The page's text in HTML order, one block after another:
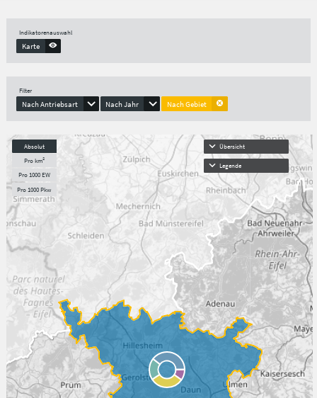
Indikatorenauswahl
Karte
Filter
Nach Antriebsart Nach Jahr Nach Gebiet
Absolut
Pro km²
Pro 1000 EW
Pro 1000 Pkw
Übersicht
Legende